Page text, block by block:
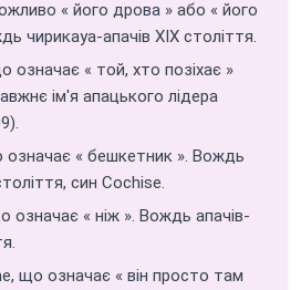
« його дрова » або « його
чирикауа-апачів XIX століття.
означає « той, хто позіхає »
ім'я апацького лідера
означає « бешкетник ». Вождь
син Cochise.
означає « ніж ». Вождь апачів-
що означає « він просто там